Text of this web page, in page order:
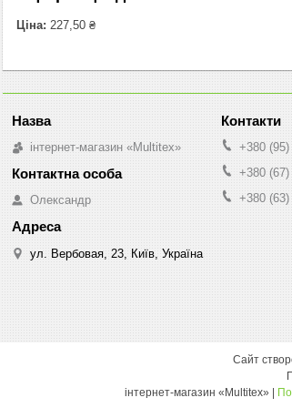
Ціна: 227,50 ₴
інтернет-магазин «Multitex»
Олександр
ул. Вербовая, 23, Київ, Україна
+380
+380 (67)
+380
Сайт